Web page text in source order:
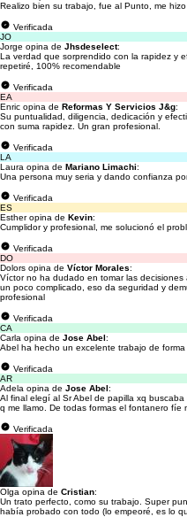
Realizo bien su trabajo, fue al Punto, me
Verificada
JO
Jorge opina de Jhsdeselect:
La verdad que sorprendido con la rapidez y
repetiré, 100% recomendable
Verificada
EA
Enric opina de Reformas Y Servicios J&g:
Su puntualidad, diligencia, dedicación y
con suma rapidez. Un gran profesional.
Verificada
LA
Laura opina de Mariano Limachi:
Una persona muy seria y dando confianza
Verificada
ES
Esther opina de Kevin:
Cumplidor y profesional, me solucionó el
Verificada
DO
Dolors opina de Víctor Morales:
Víctor no ha dudado en tomar las
un poco complicado, eso da seguridad y
profesional
Verificada
CA
Carla opina de Jose Abel:
Abel ha hecho un excelente trabajo de
Verificada
AR
Adela opina de Jose Abel:
Al final elegí al Sr Abel de papilla xq
q me llamo. De todas formas el fontanero fíe
Verificada
Olga opina de Cristian:
Un trato perfecto, como su trabajo. Super
había probado con todo (lo empeoré, es lo